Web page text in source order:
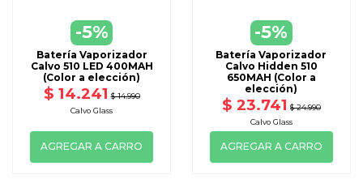
-5%
Batería Vaporizador
Calvo 510 LED 400MAH
(Color a elección)
$ 14.241 $ 14.990
Calvo Glass
AGREGAR A CARRO
-5%
Batería Vaporizador
Calvo Hidden 510
650MAH (Color a
elección)
$ 23.741 $ 24.990
Calvo Glass
AGREGAR A CARRO